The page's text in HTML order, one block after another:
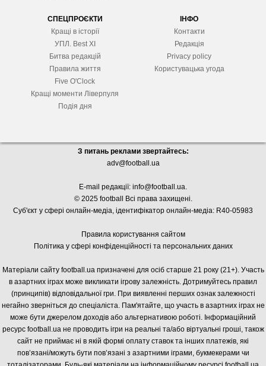
СПЕЦПРОЄКТИ
Кращі в історії
УПЛ. Best XІ
Битва редакцій
Правила життя
Five O'Clock
Кращі моменти Ліверпуля
Подія дня
ІНФО
Контакти
Редакція
Privacy policy
Користувацька угода
З питань реклами звертайтесь:
adv@football.ua
E-mail редакції: info@football.ua.
© 2025 football Всі права захищені.
Суб'єкт у сфері онлайн-медіа, ідентифікатор онлайн-медіа: R40-05983
Правила користування сайтом
Політика у сфері конфіденційності та персональних даних
Матеріали сайту football.ua призначені для осіб старше 21 року (21+). Участь
в азартних іграх може викликати ігрову залежність. Дотримуйтесь правил
(принципів) відповідальної гри. При виявленні перших ознак залежності
негайно зверніться до спеціаліста. Пам'ятайте, що участь в азартних іграх не
може бути джерелом доходів або альтернативою роботі. Інформаційний
ресурс football.ua не проводить ігри на реальні та/або віртуальні гроші, також
сайт не приймає ні в якій формі оплату ставок та інших платежів, які
пов’язані/можуть бути пов’язані з азартними іграми, букмекерами чи